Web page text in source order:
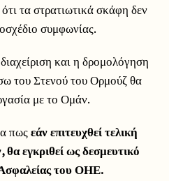
τα στρατιωτικά σκάφη δεν
συμφωνίας.
και η δρομολόγηση
του Στενού του Ορμούζ θα
με το Ομάν.
πωςεάν επιτευχθεί τελική
εγκριθεί ως δεσμευτικό
του ΟΗΕ.